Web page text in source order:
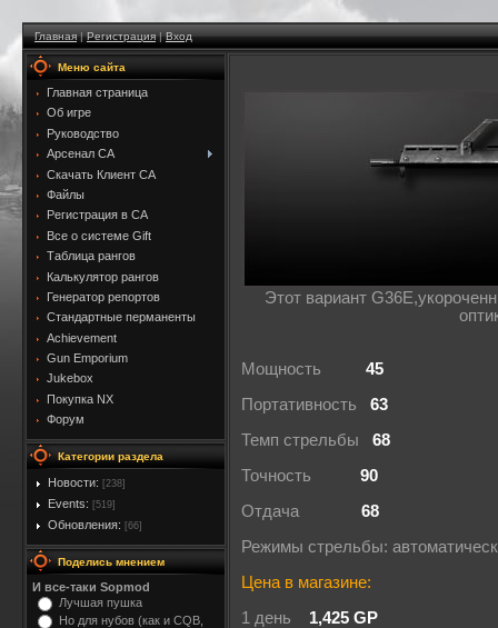
Главная|Регистрация|Вход
Меню сайта
Главная страница
Об игре
Руководство
Арсенал CA
Скачать Клиент CA
Файлы
Регистрация в CA
Все о системе Gift
Таблица рангов
Калькулятор рангов
Генератор репортов
Стандартные перманенты
Achievement
Gun Emporium
Jukebox
Покупка NX
Форум
Категории раздела
Новости: [238]
Events: [519]
Обновления: [66]
Поделись мнением
И все-таки Sopmod
Лучшая пушка
Но для нубов (как и CQB,
Этот вариант
Мощность 45
Портативность 63
Темп стрельбы 68
Точность 90
Отдача 68
Режимы стрельбы:
Цена в магазине:
1 день
1,425 GP